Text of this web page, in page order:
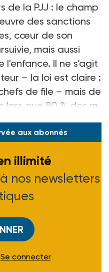
de la PJJ : le champ
des sanctions
cœur de son
mais aussi
Il ne s’agit
– la loi est claire :
de file – mais de
lors que 80 % des m
aux abonnés
illimité
nos newsletters
Se connecter